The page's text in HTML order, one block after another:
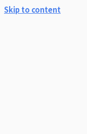
Skip to content